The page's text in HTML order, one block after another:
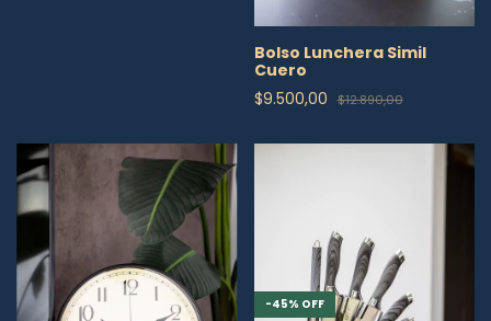
Bolso Lunchera Simil
Cuero
$9.500,00 $12.890,00
-45% OFF